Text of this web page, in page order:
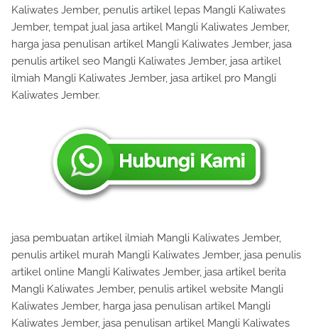
Kaliwates Jember, penulis artikel lepas Mangli Kaliwates
Jember, tempat jual jasa artikel Mangli Kaliwates Jember,
harga jasa penulisan artikel Mangli Kaliwates Jember, jasa
penulis artikel seo Mangli Kaliwates Jember, jasa artikel
ilmiah Mangli Kaliwates Jember, jasa artikel pro Mangli
Kaliwates Jember.
jasa pembuatan artikel ilmiah Mangli Kaliwates Jember,
penulis artikel murah Mangli Kaliwates Jember, jasa penulis
artikel online Mangli Kaliwates Jember, jasa artikel berita
Mangli Kaliwates Jember, penulis artikel website Mangli
Kaliwates Jember, harga jasa penulisan artikel Mangli
Kaliwates Jember, jasa penulisan artikel Mangli Kaliwates